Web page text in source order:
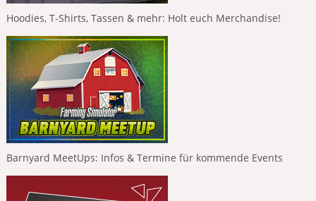
Hoodies, T-Shirts, Tassen & mehr: Holt euch Merchandise!
Barnyard MeetUps: Infos & Termine für kommende Events